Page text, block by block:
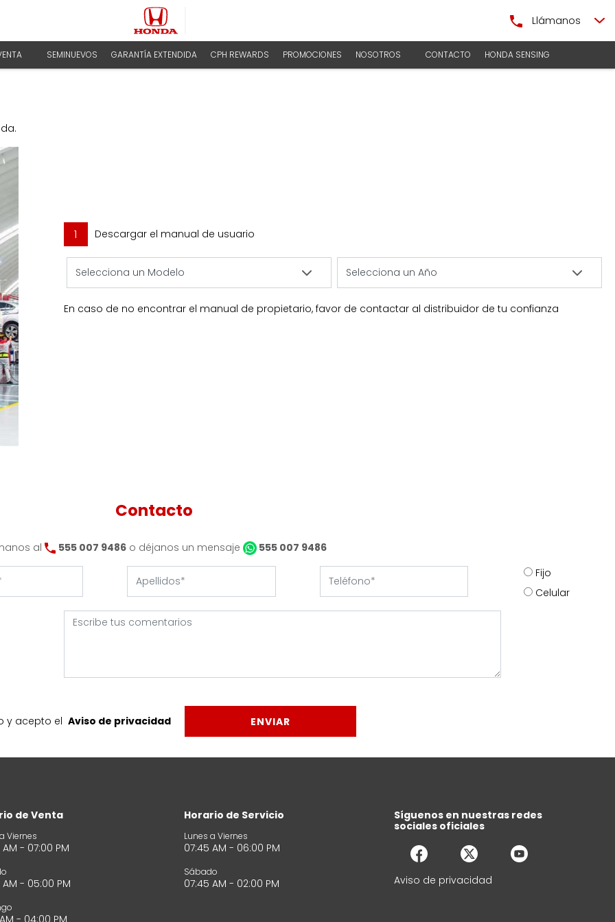
Llámanos
SEMINUEVOS GARANTÍA EXTENDIDA CPH REWARDS PROMOCIONES NOSOTROS CONTACTO HONDA SENSING
1 Descargar el manual de usuario
En caso de no encontrar el manual de propietario, favor de contactar al distribuidor de tu confianza
Contacto
al 555 007 9486o déjanos un mensaje
555 007 9486
Fijo
Celular
y acepto el Aviso de privacidad ENVIAR
de Venta
Viernes
- 07:00 PM
- 05:00 PM
Horario de Servicio
Lunes a Viernes
07:45 AM - 06:00 PM
Sábado
07:45 AM - 02:00 PM
Síguenos en nuestras redes
sociales oficiales
Aviso de privacidad